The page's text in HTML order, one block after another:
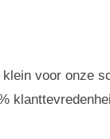
voor onze